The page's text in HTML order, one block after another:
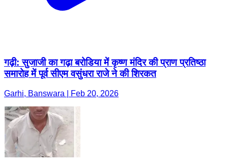
गढ़ी: सुजाजी का गढ़ा बरोडिया में कृष्ण मंदिर की प्राण प्रतिष्ठा
समारोह में पूर्व सीएम वसुंधरा राजे ने की शिरकत
Garhi, Banswara | Feb 20, 2026